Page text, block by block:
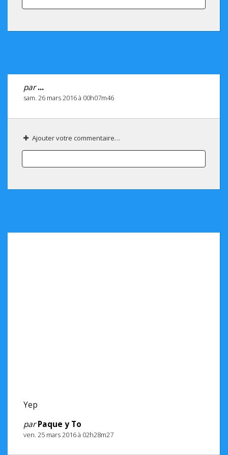
par...
sam. 26 mars 2016 à 00h07m46
Ajouter votre commentaire…
Yep
parPaque y To
ven. 25 mars 2016 à 02h28m27